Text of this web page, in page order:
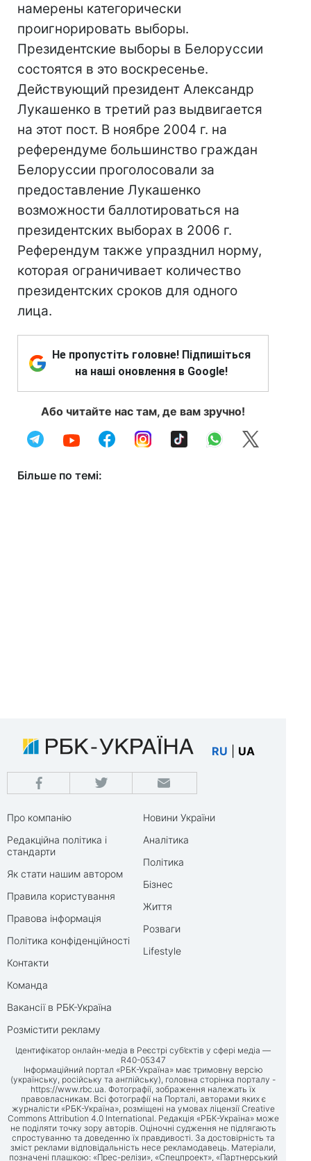
намерены категорически
проигнорировать выборы.
Президентские выборы в Белоруссии
состоятся в это воскресенье.
Действующий президент Александр
Лукашенко в третий раз выдвигается
на этот пост. В ноябре 2004 г. на
референдуме большинство граждан
Белоруссии проголосовали за
предоставление Лукашенко
возможности баллотироваться на
президентских выборах в 2006 г.
Референдум также упразднил норму,
которая ограничивает количество
президентских сроков для одного
лица.
Не пропустіть головне! Підпишіться
на наші оновлення в Google!
Або читайте нас там, де вам зручно!
Більше по темі:
RU UA
Про компанію
Редакційна політика і
стандарти
Як стати нашим автором
Правила користування
Правова інформація
Політика конфіденційності
Контакти
Команда
Вакансії в РБК-Україна
Розмістити рекламу
Новини України
Аналітика
Політика
Бізнес
Життя
Розваги
Lifestyle
Ідентифікатор онлайн-медіа в Реєстрі суб’єктів у сфері медіа —
R40-05347
Інформаційний портал «РБК-Україна» має тримовну версію
(українську, російську та англійську), головна сторінка порталу -
https://www.rbc.ua. Фотографії, зображення належать їх
правовласникам. Всі фотографії на Порталі, авторами яких є
журналісти «РБК-Україна», розміщені на умовах ліцензії Creative
Commons Attribution 4.0 International. Редакція «РБК-Україна» може
не поділяти точку зору авторів. Оціночні судження не підлягають
спростуванню та доведенню їх правдивості. За достовірність та
зміст реклами відповідальність несе рекламодавець. Матеріали,
позначені плашкою: «Прес-релізи», «Спецпроект», «Партнерський